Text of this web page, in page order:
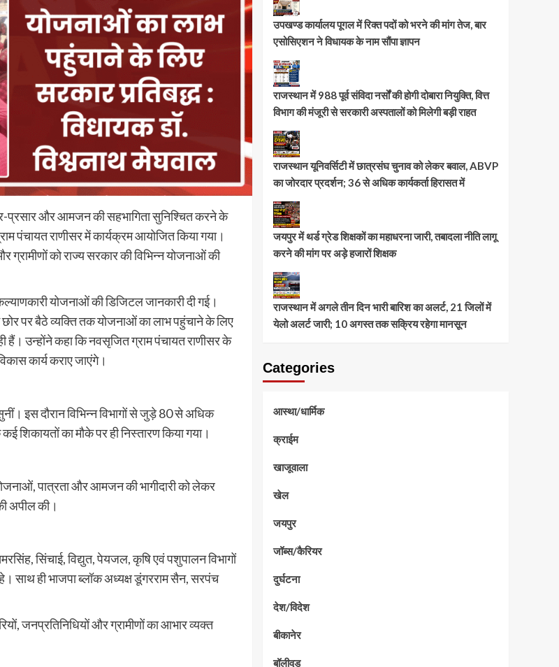
प्रसार और आमजन की सहभागिता सुनिश्चित करने के
पंचायत राणीसर में कार्यक्रम आयोजित किया गया।
को राज्य सरकार की विभिन्न योजनाओं की
योजनाओं की डिजिटल जानकारी दी गई।
पर बैठे व्यक्ति तक योजनाओं का लाभ पहुंचाने के लिए
हैं। उन्होंने कहा कि नवसृजित ग्राम पंचायत राणीसर के
कार्य कराए जाएंगे।
इस दौरान विभिन्न विभागों से जुड़े 80 से अधिक
शिकायतों का मौके पर ही निस्तारण किया गया।
पात्रता और आमजन की भागीदारी को लेकर
अपील की।
सिंचाई, विद्युत, पेयजल, कृषि एवं पशुपालन विभागों
साथ ही भाजपा ब्लॉक अध्यक्ष डूंगरराम सैन, सरपंच
जनप्रतिनिधियों और ग्रामीणों का आभार व्यक्त
उपखण्ड कार्यालय पूगल में रिक्त पदों को भरने की मांग तेज, बार
एसोसिएशन ने विधायक के नाम सौंपा ज्ञापन
राजस्थान में 988 पूर्व संविदा नर्सों की होगी दोबारा नियुक्ति, वित्त
विभाग की मंजूरी से सरकारी अस्पतालों को मिलेगी बड़ी राहत
राजस्थान यूनिवर्सिटी में छात्रसंघ चुनाव को लेकर बवाल, ABVP
का जोरदार प्रदर्शन; 36 से अधिक कार्यकर्ता हिरासत में
जयपुर में थर्ड ग्रेड शिक्षकों का महाधरना जारी, तबादला नीति लागू
करने की मांग पर अड़े हजारों शिक्षक
राजस्थान में अगले तीन दिन भारी बारिश का अलर्ट, 21 जिलों में
येलो अलर्ट जारी; 10 अगस्त तक सक्रिय रहेगा मानसून
Categories
आस्था/धार्मिक
क्राईम
खाजूवाला
खेल
जयपुर
जॉब्स/कैरियर
दुर्घटना
देश/विदेश
बीकानेर
बॉलीवुड